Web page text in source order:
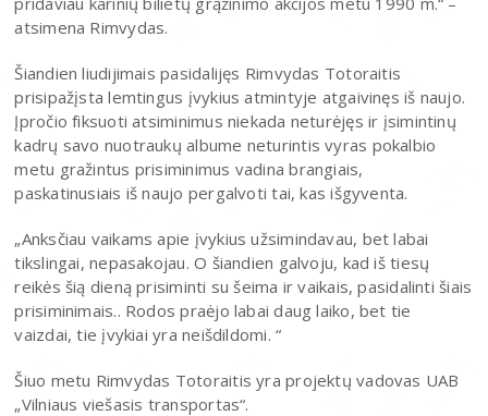
atsimena Rimvydas.
Šiandien liudijimais pasidalijęs Rimvydas Totoraitis
prisipažįsta lemtingus įvykius atmintyje atgaivinęs iš naujo.
Įpročio fiksuoti atsiminimus niekada neturėjęs ir įsimintinų
kadrų savo nuotraukų albume neturintis vyras pokalbio
metu gražintus prisiminimus vadina brangiais,
paskatinusiais iš naujo pergalvoti tai, kas išgyventa.
„Anksčiau vaikams apie įvykius užsimindavau, bet labai
tikslingai, nepasakojau. O šiandien galvoju, kad iš tiesų
reikės šią dieną prisiminti su šeima ir vaikais, pasidalinti šiais
prisiminimais.. Rodos praėjo labai daug laiko, bet tie
vaizdai, tie įvykiai yra neišdildomi. “
Šiuo metu Rimvydas Totoraitis yra projektų vadovas UAB
„Vilniaus viešasis transportas“.